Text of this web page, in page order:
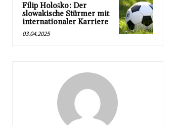
Filip Hološko: Der
slowakische Stürmer mit
internationaler Karriere
03.04.2025